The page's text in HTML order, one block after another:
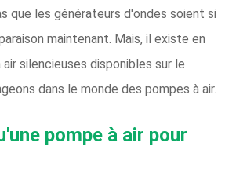
que les générateurs d'ondes soient si
maintenant. Mais, il existe en
silencieuses disponibles sur le
dans le monde des pompes à air.
pompe à air pour